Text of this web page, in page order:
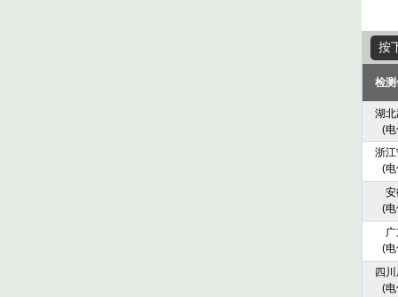
按
检
湖
(电
浙
(电
安
(电
(电
四
(电